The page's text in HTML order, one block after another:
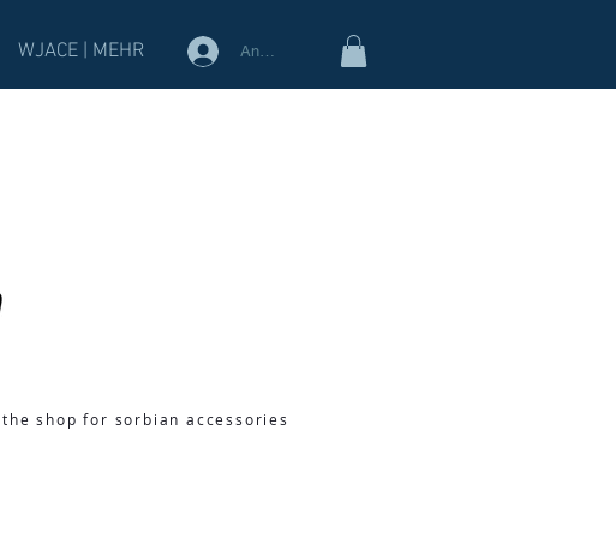
WJACE | MEHR Anmelden
the shop for sorbian accessories